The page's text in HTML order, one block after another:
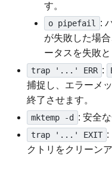
す。
o pipefail :
が失敗した場
ータスを失敗と
trap '...' ERR :
捕捉し、エラーメ
終了させます。
mktemp -d : 安全
trap '...' EXIT :
クトリをクリーン